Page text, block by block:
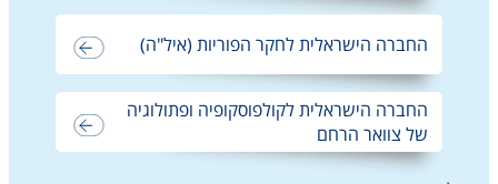
החברה הישראלית לחקר הפוריות (איל"ה)
החברה הישראלית לקולפוסקופיה ופתולוגיה
של צוואר הרחם